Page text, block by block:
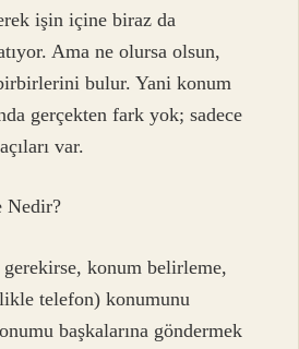
işin içine biraz da
Ama ne olursa olsun,
bulur. Yani konum
gerçekten fark yok; sadece
var.
Nedir?
konum belirleme,
telefon) konumunu
başkalarına göndermek